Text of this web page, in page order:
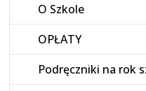
O Szkole
OPŁATY
Podręczniki na rok